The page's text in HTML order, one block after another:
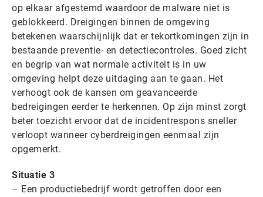
op elkaar afgestemd waardoor de malware niet is
geblokkeerd. Dreigingen binnen de omgeving
betekenen waarschijnlijk dat er tekortkomingen zijn in
bestaande preventie- en detectiecontroles. Goed zicht
en begrip van wat normale activiteit is in uw
omgeving helpt deze uitdaging aan te gaan. Het
verhoogt ook de kansen om geavanceerde
bedreigingen eerder te herkennen. Op zijn minst zorgt
beter toezicht ervoor dat de incidentrespons sneller
verloopt wanneer cyberdreigingen eenmaal zijn
opgemerkt.
Situatie 3
– Een productiebedrijf wordt getroffen door een